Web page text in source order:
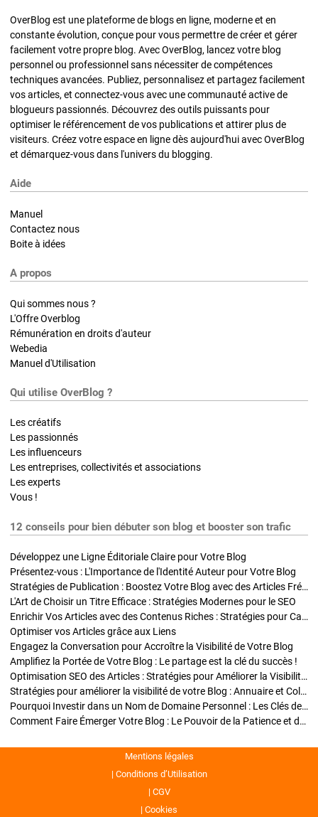
OverBlog est une plateforme de blogs en ligne, moderne et en
constante évolution, conçue pour vous permettre de créer et gérer
facilement votre propre blog. Avec OverBlog, lancez votre blog
personnel ou professionnel sans nécessiter de compétences
techniques avancées. Publiez, personnalisez et partagez facilement
vos articles, et connectez-vous avec une communauté active de
blogueurs passionnés. Découvrez des outils puissants pour
optimiser le référencement de vos publications et attirer plus de
visiteurs. Créez votre espace en ligne dès aujourd'hui avec OverBlog
et démarquez-vous dans l'univers du blogging.
Aide
Manuel
Contactez nous
Boite à idées
A propos
Qui sommes nous ?
L'Offre Overblog
Rémunération en droits d'auteur
Webedia
Manuel d'Utilisation
Qui utilise OverBlog ?
Les créatifs
Les passionnés
Les influenceurs
Les entreprises, collectivités et associations
Les experts
Vous !
12 conseils pour bien débuter son blog et booster son trafic
Développez une Ligne Éditoriale Claire pour Votre Blog
Présentez-vous : L'Importance de l'Identité Auteur pour Votre Blog
Stratégies de Publication : Boostez Votre Blog avec des Articles Fréquents et Exclusifs
L'Art de Choisir un Titre Efficace : Stratégies Modernes pour le SEO
Enrichir Vos Articles avec des Contenus Riches : Stratégies pour Captiver et Optimiser
Optimiser vos Articles grâce aux Liens
Engagez la Conversation pour Accroître la Visibilité de Votre Blog
Amplifiez la Portée de Votre Blog : Le partage est la clé du succès !
Optimisation SEO des Articles : Stratégies pour Améliorer la Visibilité de Votre Blog
Stratégies pour améliorer la visibilité de votre Blog : Annuaire et Collaborations
Pourquoi Investir dans un Nom de Domaine Personnel : Les Clés de la Réussite de Votre Blog
Comment Faire Émerger Votre Blog : Le Pouvoir de la Patience et de la Persévérance
Mentions légales
Conditions d’Utilisation
CGV
Cookies